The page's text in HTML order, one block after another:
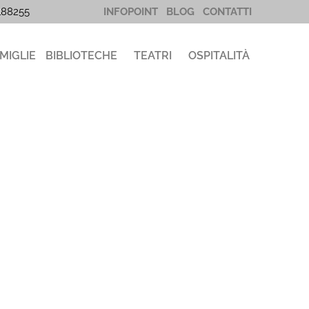
INFOPOINT BLOG CONTATTI
BIBLIOTECHE TEATRI OSPITALITÀ